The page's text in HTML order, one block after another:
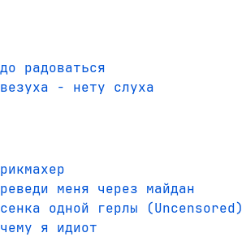
радоваться
- нету слуха
меня через майдан
одной герлы (Uncensored)
я идиот